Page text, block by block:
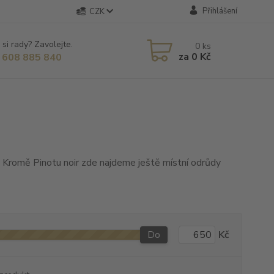
CZK Přihlášení
rady? Zavolejte.
885 840
0 ks
za 0 Kč
Pinotu noir zde najdeme ještě místní odrůdy
Do Kč